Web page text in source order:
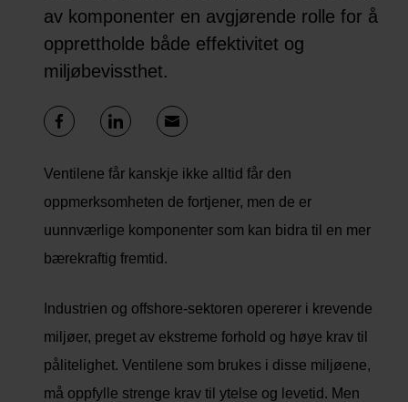
av komponenter en avgjørende rolle for å
opprettholde både effektivitet og
miljøbevissthet.
Ventilene får kanskje ikke alltid får den
oppmerksomheten de fortjener, men de er
uunnværlige komponenter som kan bidra til en mer
bærekraftig fremtid.
Industrien og offshore-sektoren opererer i krevende
miljøer, preget av ekstreme forhold og høye krav til
pålitelighet. Ventilene som brukes i disse miljøene,
må oppfylle strenge krav til ytelse og levetid. Men